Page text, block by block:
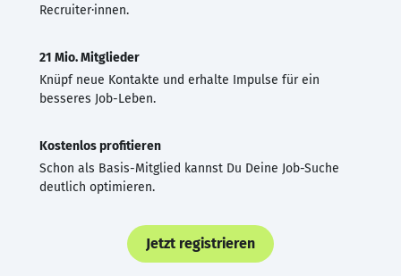
Recruiter·innen.
21 Mio. Mitglieder
Knüpf neue Kontakte und erhalte Impulse für ein
besseres Job-Leben.
Kostenlos profitieren
Schon als Basis-Mitglied kannst Du Deine Job-Suche
deutlich optimieren.
Jetzt registrieren